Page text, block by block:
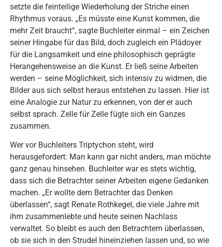
setzte die feinteilige Wiederholung der Striche einen
Rhythmus voraus. „Es müsste eine Kunst kommen, die
mehr Zeit braucht“, sagte Buchleiter einmal – ein Zeichen
seiner Hingabe für das Bild, doch zugleich ein Plädoyer
für die Langsamkeit und eine philosophisch geprägte
Herangehensweise an die Kunst. Er ließ seine Arbeiten
werden – seine Möglichkeit, sich intensiv zu widmen, die
Bilder aus sich selbst heraus entstehen zu lassen. Hier ist
eine Analogie zur Natur zu erkennen, von der er auch
selbst sprach. Zelle für Zelle fügte sich ein Ganzes
zusammen.
Wer vor Buchleiters Triptychon steht, wird
herausgefordert: Man kann gar nicht anders, man möchte
ganz genau hinsehen. Buchleiter war es stets wichtig,
dass sich die Betrachter seiner Arbeiten eigene Gedanken
machen. „Er wollte dem Betrachter das Denken
überlassen“, sagt Renate Rothkegel, die viele Jahre mit
ihm zusammenlebte und heute seinen Nachlass
verwaltet. So bleibt es auch den Betrachtern überlassen,
ob sie sich in den Strudel hineinziehen lassen und, so wie